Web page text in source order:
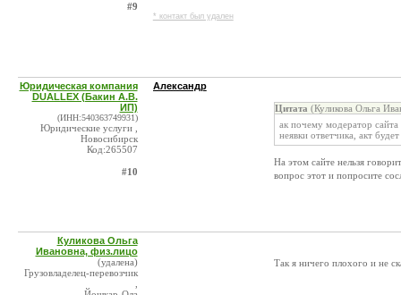
#9
* контакт был удален
Юридическая компания
DUALLEX (Бакин А.В.
ИП)
(ИНН:540363749931)
Юридические услуги ,
Новосибирск
Код:265507
#10
Александр
Цитата (Куликова Ольга
ак почему модератор
неявки ответчика, акт
На этом сайте нельзя
вопрос этот и попросите
Куликова Ольга
Ивановна, физ.лицо
(удалена)
Грузовладелец-перевозчик
Так я ничего плохого и не